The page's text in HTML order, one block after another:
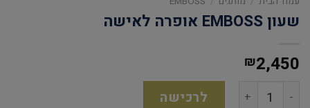
שעון EMBOSS אופרה לאישה
₪2,450
לרכישה